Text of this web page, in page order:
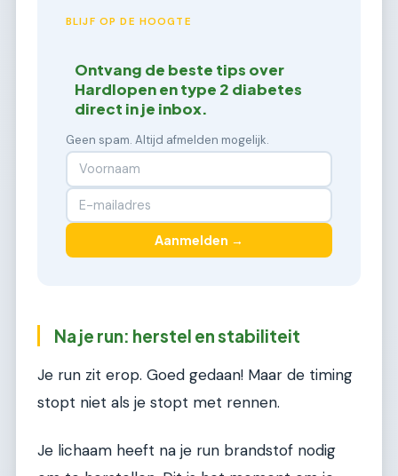
BLIJF OP DE HOOGTE
Ontvang de beste tips over
Hardlopen en type 2 diabetes
direct in je inbox.
Geen spam. Altijd afmelden mogelijk.
Aanmelden →
Na je run: herstel en stabiliteit
Je run zit erop. Goed gedaan! Maar de timing
stopt niet als je stopt met rennen.
Je lichaam heeft na je run brandstof nodig